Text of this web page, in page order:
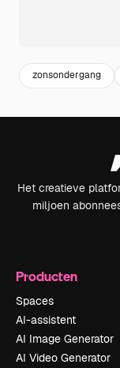
zonsondergang
Het creatieve
miljoen
Producten
Spaces
AI-assistent
AI Image Generator
AI Video Generator